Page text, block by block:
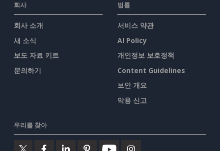
회사
회사 소개
새 소식
보도 자료 키트
문의하기
법률
서비스 약관
AI Policy
개인정보 보호정책
Content Guidelines
보안 개요
악용 신고
우리를 찾아